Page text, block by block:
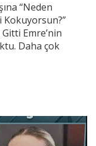
“Neden
Kokuyorsun?”
Emre’nin
Daha çok